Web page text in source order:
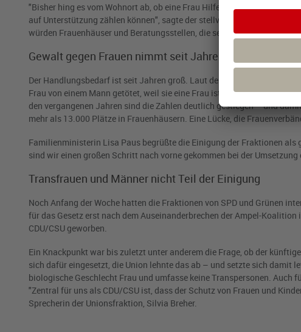
"Bisher hing es vom Wohnort ab, ob eine Frau Hilfe bekommt. Damit
auf Unterstützung zählen können", sagte der stellvertretende
würden Frauenhäuser und Beratungsstellen, die seit Jahren am Limit
Gewalt gegen Frauen nimmt seit Jahren zu
Der Handlungsbedarf ist seit Jahren groß. Laut dem letzten
Frau von einem Mann getötet, weil sie eine Frau ist. 400 Frauen pro
den vergangenen Jahren sind die Zahlen deutlich gestiegen – und
mehr als 13.000 Plätze in Frauenhäusern. Eine Lücke, die
Familienministerin Lisa Paus begrüßte die Einigung der Fraktionen
sind wir einen großen Schritt nach vorne gekommen bei der
Transfrauen und Männer nicht Teil der Einigung
Noch Anfang der Woche hatten die Fraktionen von SPD und Grünen
für das Gesetz erst nach dem Auseinanderbrechen der Ampel-
CDU/CSU geworben.
Ein Knackpunkt war bis zuletzt unter anderem die Frage, ob der
sich dafür eingesetzt, die Union lehnte das ab – und setzte sich damit
biologische Geschlecht Frau und umfasse keine Transpersonen. Auch
"Zentral für uns als CDU/CSU ist, dass der Schutz von Frauen und
Sprecherin der Unionsfraktion, Silvia Breher.